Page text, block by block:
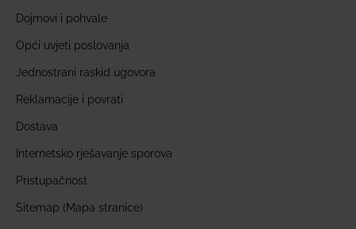
Dojmovi i pohvale
Opći uvjeti poslovanja
Jednostrani raskid ugovora
Reklamacije i povrati
Dostava
Internetsko rješavanje sporova
Pristupačnost
Sitemap (Mapa stranice)